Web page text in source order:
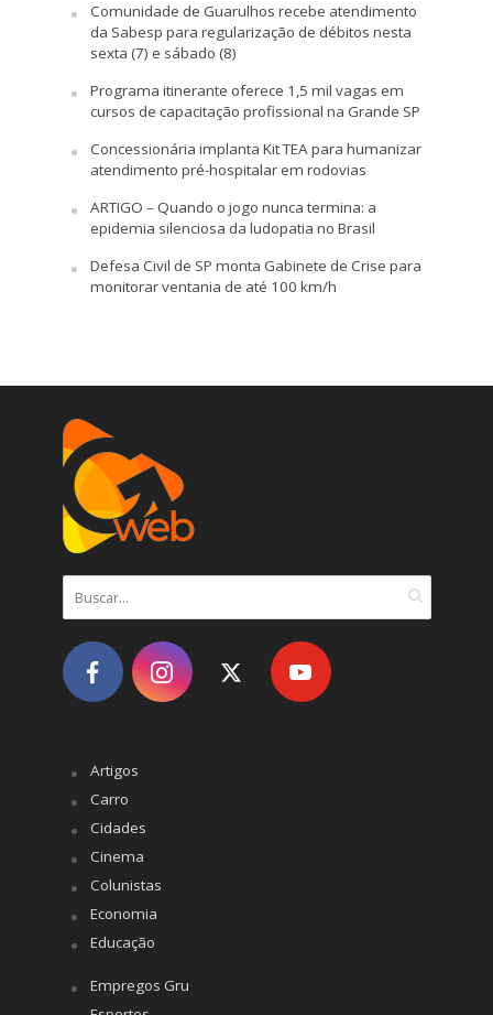
Comunidade de Guarulhos recebe atendimento
da Sabesp para regularização de débitos nesta
sexta (7) e sábado (8)
Programa itinerante oferece 1,5 mil vagas em
cursos de capacitação profissional na Grande SP
Concessionária implanta Kit TEA para humanizar
atendimento pré-hospitalar em rodovias
ARTIGO – Quando o jogo nunca termina: a
epidemia silenciosa da ludopatia no Brasil
Defesa Civil de SP monta Gabinete de Crise para
monitorar ventania de até 100 km/h
Artigos
Carro
Cidades
Cinema
Colunistas
Economia
Educação
Empregos Gru